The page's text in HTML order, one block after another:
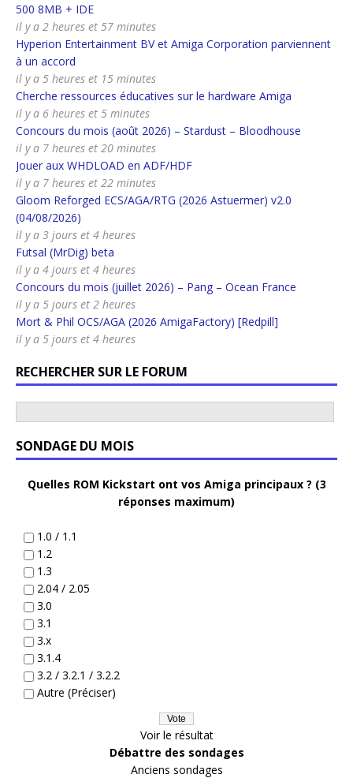
500 8MB + IDE
il y a 2 heures et 57 minutes
Hyperion Entertainment BV et Amiga Corporation parviennent
à un accord
il y a 5 heures et 15 minutes
Cherche ressources éducatives sur le hardware Amiga
il y a 6 heures et 5 minutes
Concours du mois (août 2026) – Stardust – Bloodhouse
il y a 7 heures et 20 minutes
Jouer aux WHDLOAD en ADF/HDF
il y a 7 heures et 22 minutes
Gloom Reforged ECS/AGA/RTG (2026 Astuermer) v2.0
(04/08/2026)
il y a 3 jours et 4 heures
Futsal (MrDig) beta
il y a 4 jours et 4 heures
Concours du mois (juillet 2026) – Pang – Ocean France
il y a 5 jours et 2 heures
Mort & Phil OCS/AGA (2026 AmigaFactory) [Redpill]
il y a 5 jours et 4 heures
RECHERCHER SUR LE FORUM
SONDAGE DU MOIS
Quelles ROM Kickstart ont vos Amiga principaux ? (3
réponses maximum)
1.0 / 1.1
1.2
1.3
2.04 / 2.05
3.0
3.1
3.x
3.1.4
3.2 / 3.2.1 / 3.2.2
Autre (Préciser)
Voir le résultat
Débattre des sondages
Anciens sondages